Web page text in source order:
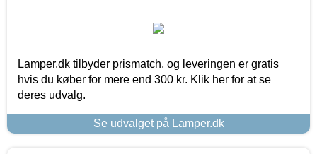
Lamper.dk tilbyder prismatch, og leveringen er gratis
hvis du køber for mere end 300 kr. Klik her for at se
deres udvalg.
Se udvalget på Lamper.dk